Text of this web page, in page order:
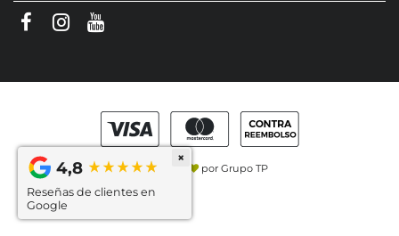
Hecho con por Grupo TP
4,8
Reseñas de clientes en
Google
×